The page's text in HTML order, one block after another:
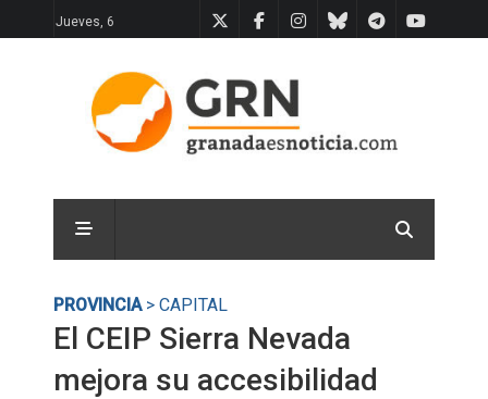
Jueves, 6
PROVINCIA> CAPITAL
El CEIP Sierra Nevada
mejora su accesibilidad